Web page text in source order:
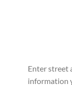
Enter street
information